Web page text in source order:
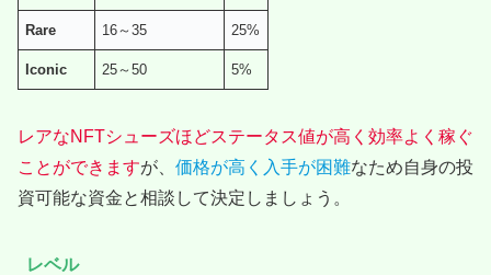
Rare 16～35 25%
Iconic 25～50 5%
レアなNFTシューズほどステータス値が高く効率よく稼ぐ
ことができますが、 価格が高く入手が困難なため自身の投
資可能な資金と相談して決定しましょう。
レベル